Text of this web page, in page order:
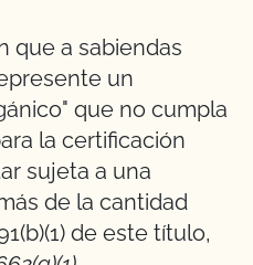
que a sabiendas
un
que no cumpla
la certificación
sujeta a una
de la cantidad
de este título,